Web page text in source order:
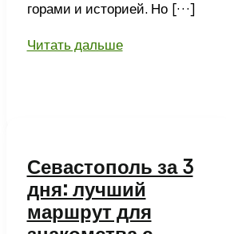
горами и историей. Но […]
Винные
—
путешествие
по
лучшим
Читать дальше
Севастополь за 3
дня: лучший
маршрут для